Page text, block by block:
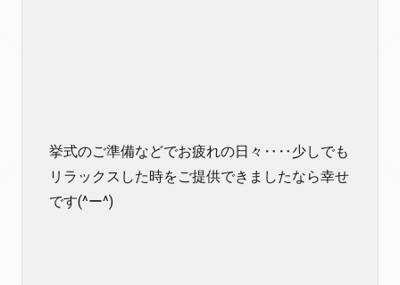
挙式のご準備などでお疲れの日々‥‥少しでも
リラックスした時をご提供できましたなら幸せ
です(^ー^)